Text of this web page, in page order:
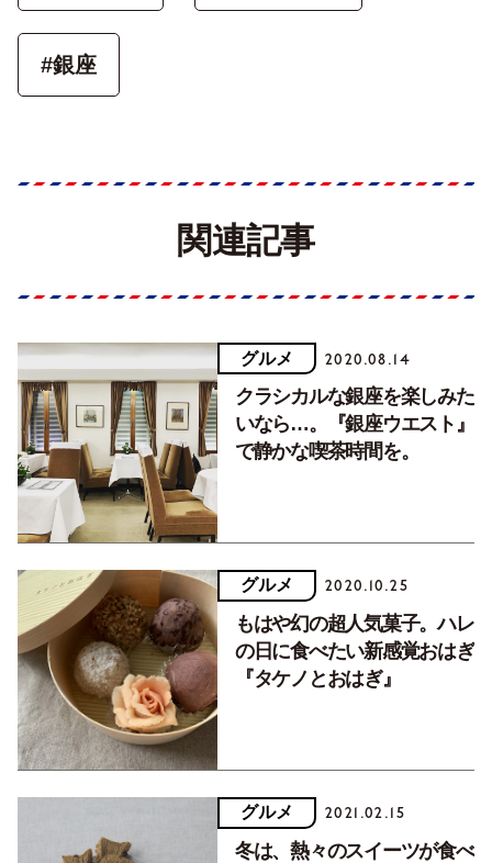
#銀座
関連記事
グルメ 2020.08.14
クラシカルな銀座を楽しみた
いなら…。『銀座ウエスト』
で静かな喫茶時間を。
グルメ 2020.10.25
もはや幻の超人気菓子。ハレ
の日に食べたい新感覚おはぎ
『タケノとおはぎ』
グルメ 2021.02.15
冬は、熱々のスイーツが食べ